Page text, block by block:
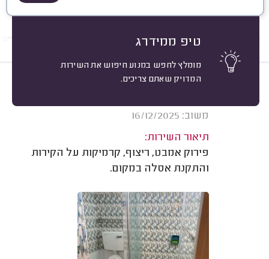
טיפ ממידרג
מומלץ לחפש במנוע חיפוש את השירות
המדויק שאתם צריכים.
שיפוצים כלליים ריצופים, קירות וחיפויים
ערן אדלר, חיפה.
משוב: 16/12/2025
תיאור השירות:
פירוק אמבט, ריצוף, קרמיקות על הקירות
והתקנת אסלה במקום.